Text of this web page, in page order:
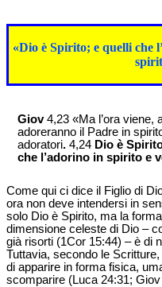
«Dio è Spirito; e quelli che
Giov4,23 «Ma l’ora viene,
adoreranno il Padre in
adoratori. 4,24 Dio è
che l’adorino in spirito e
Come qui ci dice il Figlio di
ora non deve intendersi in
solo Dio è Spirito, ma la
dimensione celeste di Dio –
già risorti (1Cor 15:44) – è di
Tuttavia, secondo le
di apparire in forma fisica,
scomparire (Luca 24:31; Giov